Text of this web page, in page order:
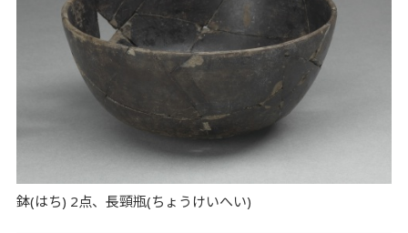
鉢(はち) 2点、長頸瓶(ちょうけいへい)